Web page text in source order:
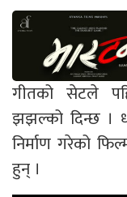
गीतको सेटले
झझल्को दिन्छ ।
निर्माण गरेको
हुन् ।